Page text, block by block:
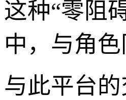
这种“零阻
中，与角
与此平台